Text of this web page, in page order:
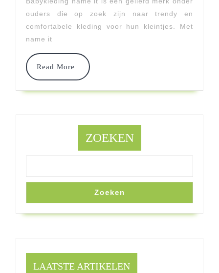
Ontdek
Name
It
Babykleding
Voor
Kleintje
ouders die op zoek zijn naar trendy en
comfortabele kleding voor hun kleintjes. Met
name it
Read More
Read
More
ZOEKEN
Zoeken
LAATSTE ARTIKELEN